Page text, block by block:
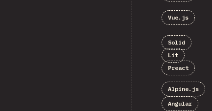
Vue.js
Solid
Lit
Preact
Alpine.js
Angular